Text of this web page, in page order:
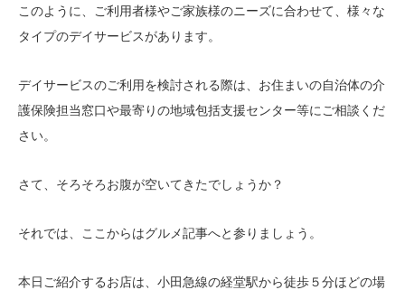
このように、ご利用者様やご家族様のニーズに合わせて、様々な
タイプのデイサービスがあります。
デイサービスのご利用を検討される際は、お住まいの自治体の介
護保険担当窓口や最寄りの地域包括支援センター等にご相談くだ
さい。
さて、そろそろお腹が空いてきたでしょうか？
それでは、ここからはグルメ記事へと参りましょう。
本日ご紹介するお店は、小田急線の経堂駅から徒歩５分ほどの場